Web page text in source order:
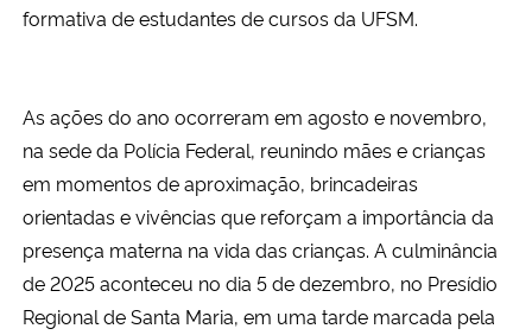
formativa de estudantes de cursos da UFSM.
As ações do ano ocorreram em agosto e novembro,
na sede da Polícia Federal, reunindo mães e crianças
em momentos de aproximação, brincadeiras
orientadas e vivências que reforçam a importância da
presença materna na vida das crianças. A culminância
de 2025 aconteceu no dia 5 de dezembro, no Presídio
Regional de Santa Maria, em uma tarde marcada pela